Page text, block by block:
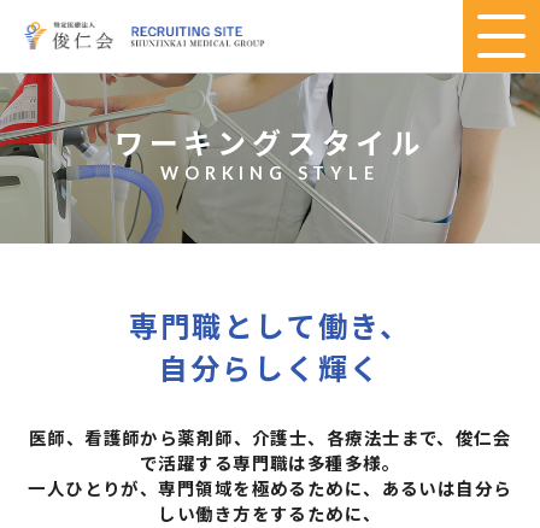
ワーキングスタイル
WORKING STYLE
専門職として働き、
自分らしく輝く
医師、看護師から薬剤師、介護士、各療法士まで、俊仁会
で活躍する専門職は多種多様。
一人ひとりが、専門領域を極めるために、あるいは自分ら
しい働き方をするために、